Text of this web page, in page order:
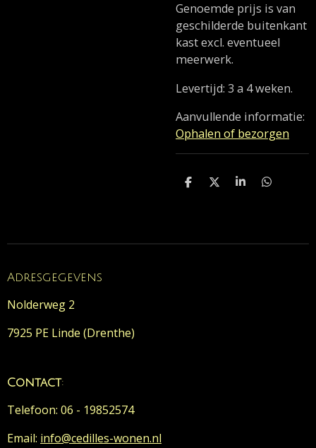
Genoemde prijs is van
geschilderde buitenkant
kast excl. eventueel
meerwerk.
Levertijd: 3 a 4 weken.
Aanvullende informatie:
Ophalen of bezorgen
D
D
S
D
Adresgegevens
Nolderweg 2
7925 PE Linde (Drenthe)
Contact:
Telefoon: 06 - 19852574
Email: info@cedilles-wonen.nl